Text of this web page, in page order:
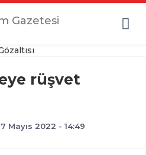
rüşvet
Mayıs 2022 - 14:49